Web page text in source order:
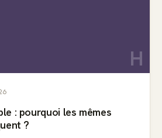
H
: pourquoi les mêmes
?